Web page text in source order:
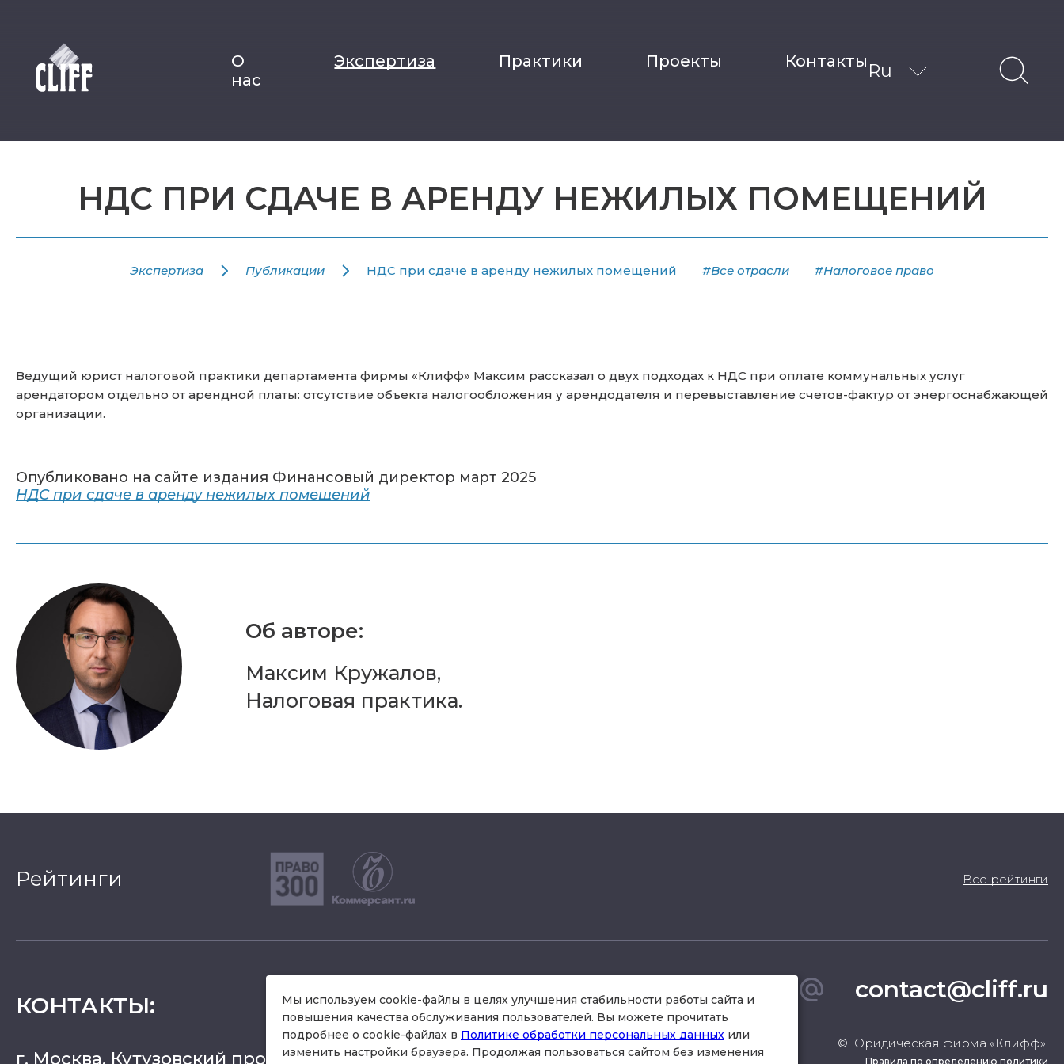
О
нас
Экспертиза Практики Проекты Контакты Ru
НДС ПРИ СДАЧЕ В АРЕНДУ НЕЖИЛЫХ ПОМЕЩЕНИЙ
Экспертиза Публикации НДС при сдаче в аренду нежилых помещений #Все отрасли #Налоговое право
Ведущий юрист налоговой практики департамента фирмы «Клифф» Максим рассказал о двух подходах к НДС при оплате коммунальных услуг
арендатором отдельно от арендной платы: отсутствие объекта налогообложения у арендодателя и перевыставление счетов-фактур от энергоснабжающей
организации.
Опубликовано на сайте издания Финансовый директор март 2025
НДС при сдаче в аренду нежилых помещений
Об авторе:
Максим Кружалов,
Налоговая практика.
Рейтинги Все рейтинги
КОНТАКТЫ: +7 495 504 34 61
г. Москва, Кутузовский проспект 36, стр.3 , офис 301 схема проезда
contact@cliff.ru
© Юридическая фирма «Клифф».
Правила по определению политики
Мы используем cookie-файлы в целях улучшения стабильности работы сайта и
повышения качества обслуживания пользователей. Вы можете прочитать
подробнее о cookie-файлах в Политике обработки персональных данных или
изменить настройки браузера. Продолжая пользоваться сайтом без изменения